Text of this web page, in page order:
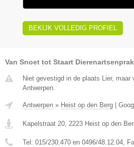
BEKIJK VOLLEDIG PROFIEL
Van Snoet tot Staart
Niet gevestigd in de plaats Lier, maar
Antwerpen.
Antwerpen » Heist op den Berg
Kapelstraat 20 2223 Heist op den
Tel: 015/230.470 en 0496/48.12.04 ,